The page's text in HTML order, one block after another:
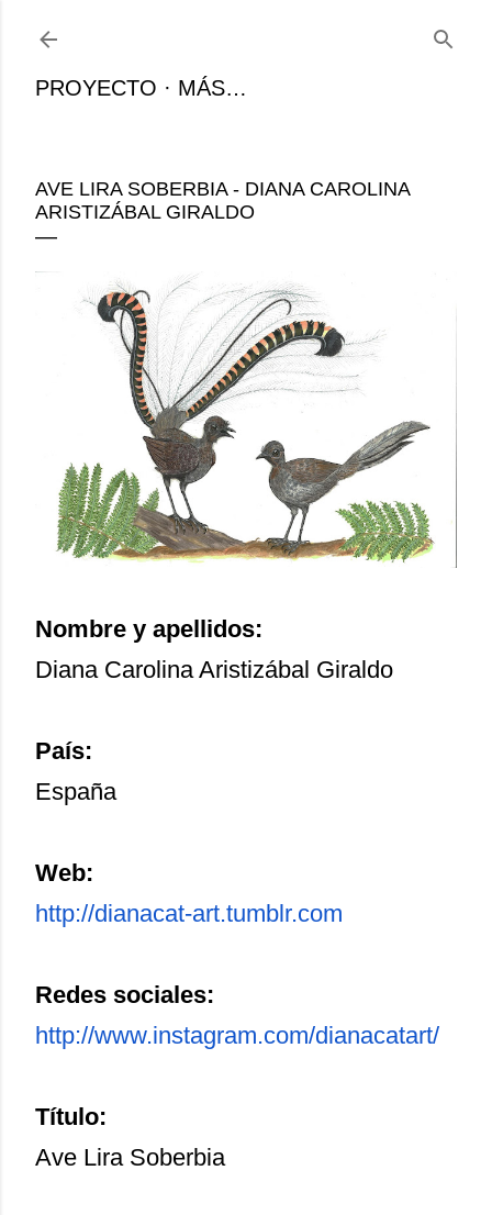
Ir al contenido principal
PROYECTO MÁS…
AVE LIRA SOBERBIA - DIANA CAROLINA
ARISTIZÁBAL GIRALDO
Nombre y apellidos:
Diana Carolina Aristizábal Giraldo
País:
España
Web:
http://dianacat-art.tumblr.com
Redes sociales:
http://www.instagram.com/dianacatart/
Título:
Ave Lira Soberbia